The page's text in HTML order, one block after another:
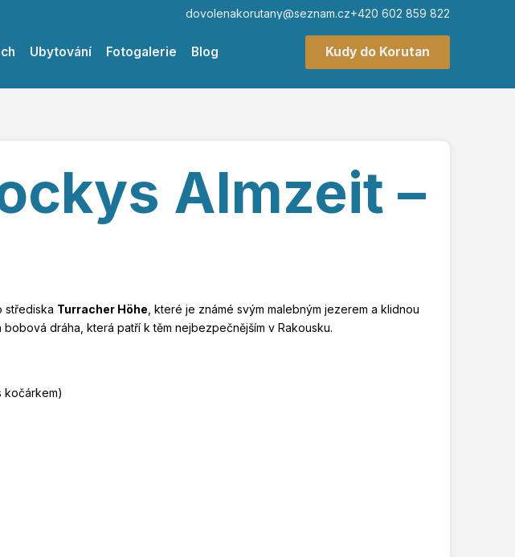
dovolenakorutany@seznam.cz+420 602 859 822
Ubytování Fotogalerie Blog Kudy do Korutan
Almzeit –
střediska Turracher Höhe , které je známé svým malebným jezerem a klidnou
bobová dráha, která patří k těm nejbezpečnějším v Rakousku.
kočárkem)